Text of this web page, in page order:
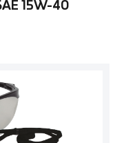
15W-40